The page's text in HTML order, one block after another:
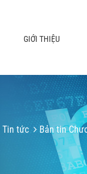
GIỚI THIỆU
Tin tức Bản tin